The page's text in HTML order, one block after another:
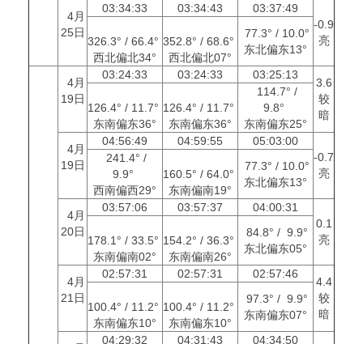
4月
25日
03:34:33 03:34:43
03:37:49
-0.9
亮
326.3° / 66.4°
西北偏北34°
352.8° / 68.6°
西北偏北07°
77.3° / 10.0°
东北偏东13°
4月
19日
03:24:33 03:24:33 03:25:13
3.6
较
暗
126.4° / 11.7°
东南偏东36°
126.4° / 11.7°
东南偏东36°
114.7° /
9.8°
东南偏东25°
4月
19日
04:56:49 04:59:55
05:03:00
-0.7
亮
241.4° /
9.9°
西南偏西29°
160.5° / 64.0°
东南偏南19°
77.3° / 10.0°
东北偏东13°
4月
20日
03:57:06 03:57:37
04:00:31
0.1
亮
178.1° / 33.5°
东南偏南02°
154.2° / 36.3°
东南偏南26°
84.8° / 9.9°
东北偏东05°
4月
21日
02:57:31 02:57:31 02:57:46
4.4
较
暗
100.4° / 11.2°
东南偏东10°
100.4° / 11.2°
东南偏东10°
97.3° / 9.9°
东南偏东07°
04:29:32 04:31:43
04:34:50